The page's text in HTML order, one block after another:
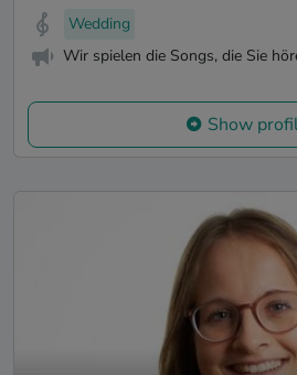
Wedding
Wir spielen die Songs, die Sie
Show